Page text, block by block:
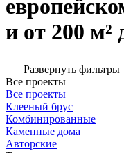
и от 200 м²
Развернуть фильтры
Все проекты
Все проекты
Клееный брус
Комбинированные
Каменные дома
Авторские